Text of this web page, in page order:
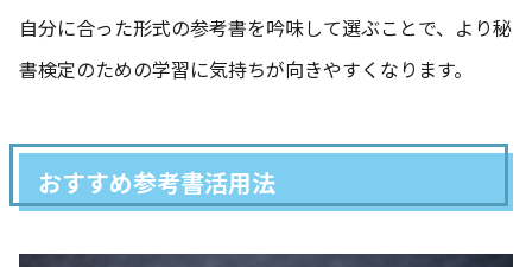
自分に合った形式の参考書を吟味して選ぶことで、より秘
書検定のための学習に気持ちが向きやすくなります。
おすすめ参考書活用法